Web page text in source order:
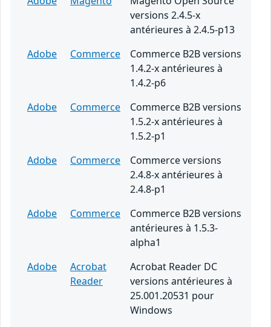
versions 2.4.5-x
antérieures à 2.4.5-p13
Adobe
Commerce
Commerce B2B versions
1.4.2-x antérieures à
1.4.2-p6
Adobe
Commerce
Commerce B2B versions
1.5.2-x antérieures à
1.5.2-p1
Adobe
Commerce
Commerce versions
2.4.8-x antérieures à
2.4.8-p1
Adobe
Commerce
Commerce B2B versions
antérieures à 1.5.3-
alpha1
Adobe
Acrobat
Reader
Acrobat Reader DC
versions antérieures à
25.001.20531 pour
Windows